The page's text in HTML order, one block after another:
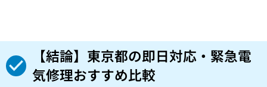
【結論】東京都の即日対応・緊急電
気修理おすすめ比較